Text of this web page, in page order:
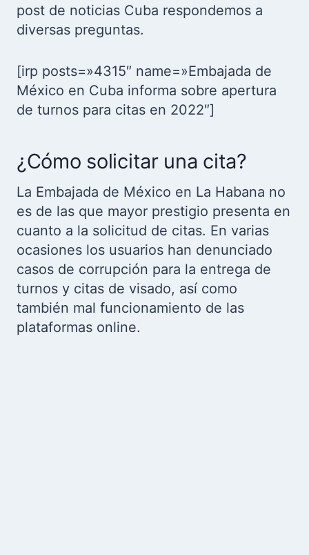
post de noticias Cuba respondemos a
diversas preguntas.
[irp posts=»4315″ name=»Embajada de
México en Cuba informa sobre apertura
de turnos para citas en 2022″]
¿Cómo solicitar una cita?
La Embajada de México en La Habana no
es de las que mayor prestigio presenta en
cuanto a la solicitud de citas. En varias
ocasiones los usuarios han denunciado
casos de corrupción para la entrega de
turnos y citas de visado, así como
también mal funcionamiento de las
plataformas online.